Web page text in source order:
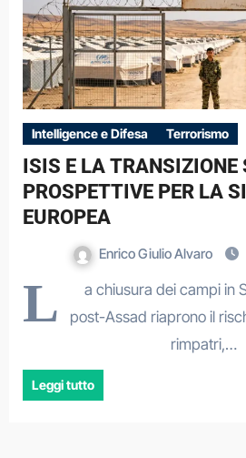
Intelligence e Difesa Terrorismo
ISIS E LA TRANSIZIONE
PROSPETTIVE PER LA
EUROPEA
Enrico Giulio Alvaro
L
a chiusura dei campi in
post-Assad riaprono il
rimpatri,…
Leggi tutto